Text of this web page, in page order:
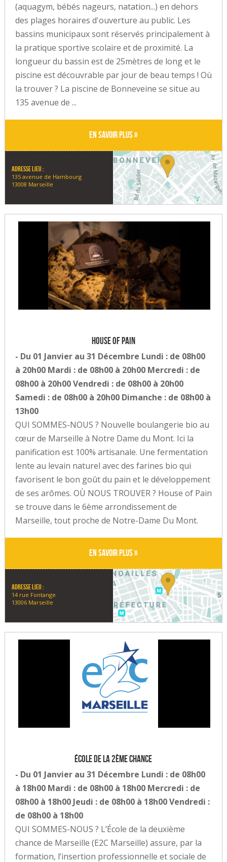
(aquagym, bébés nageurs, natation...) en dehors
des plages horaires d'ouverture au public. Les
bassins municipaux sont réservés principalement à
la pratique sportive scolaire et de proxim­ité. La
longueur du bassin est de 25mètres de long et le
piscine est découvrable par jour de beau temps ! Où
la trouver ? La piscine de Bonneveine se situe au
135 avenue de ...
En savoir plus »
Adresse lieu :
135 avenue de Hambourg
13008 Marseille
House of Pain
- Du 01 Janvier au 31 Décembre Lundi : de 08h00
à 20h00 Mardi : de 08h00 à 20h00 Mercredi : de
08h00 à 20h00 Vendredi : de 08h00 à 20h00
Samedi : de 08h00 à 20h00 Dimanche : de 08h00 à
13h00
QUI SOMMES-NOUS ? Nouvelle boulangerie bio au
cœur de Marseille à Notre Dame du Mont. Ici la
panification est 100% artisanale. Une fermentation
lente au levain naturel avec des farines bio qui
favorisent le bon goût du pain et le développement
de ses arômes. OÙ NOUS TROUVER ? House of Pain
se trouve dans le 6ème arrondissement de
Marseille, tout proche de Notre-Dame Du Mont.
En savoir plus »
Adresse lieu :
14 rue Fontange
13006 Marseille
École de la 2ème chance
- Du 01 Janvier au 31 Décembre Lundi : de 08h00
à 18h00 Mardi : de 08h00 à 18h00 Mercredi : de
08h00 à 18h00 Jeudi : de 08h00 à 18h00 Vendredi :
de 08h00 à 18h00
QUI SOMMES-NOUS ? L’École de la deuxième
chance de Marseille (E2C Marseille) assure, par la
formation, l’insertion professionnelle et sociale de